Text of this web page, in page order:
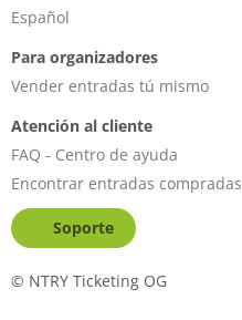
Español
Para organizadores
Vender entradas tú mismo
Atención al cliente
FAQ - Centro de ayuda
Encontrar entradas compradas
Soporte
© NTRY Ticketing OG